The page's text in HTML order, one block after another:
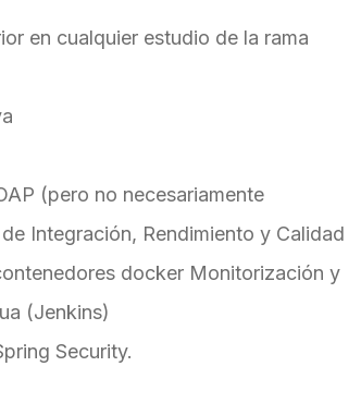
en cualquier estudio de la rama
(pero no necesariamente
Integración, Rendimiento y Calidad
docker Monitorización y
(Jenkins)
Security.